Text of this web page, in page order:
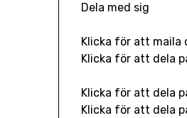
Dela med sig
Klicka för att maila
Klicka för att dela
Klicka för att dela
Klicka för att dela